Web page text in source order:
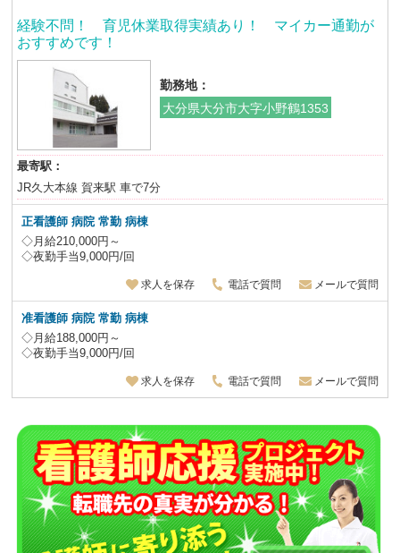
経験不問！ 育児休業取得実績あり！ マイカー通勤が
おすすめです！
勤務地：
大分県大分市大字小野鶴1353
最寄駅：
JR久大本線 賀来駅 車で7分
正看護師 病院 常勤 病棟
◇月給210,000円～
◇夜勤手当9,000円/回
求人を保存 電話で質問 メールで質問
准看護師 病院 常勤 病棟
◇月給188,000円～
◇夜勤手当9,000円/回
求人を保存 電話で質問 メールで質問